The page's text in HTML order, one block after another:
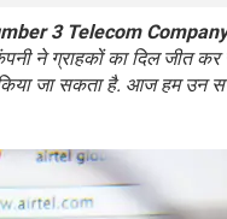
3 Telecom Company
ने ग्राहकों का दिल जीत
जा सकता है. आज हम उन